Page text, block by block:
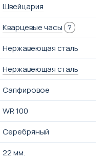
Швейцария
Кварцевые часы ?
Нержавеющая сталь
Нержавеющая сталь
Сапфировое
WR 100
Серебряный
22 мм.